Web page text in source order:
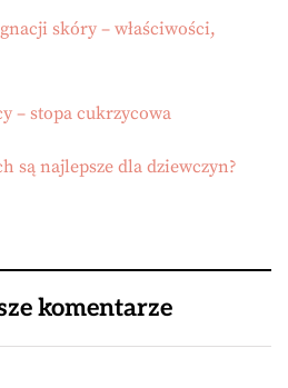
skóry – właściwości,
– stopa cukrzycowa
są najlepsze dla dziewczyn?
komentarze